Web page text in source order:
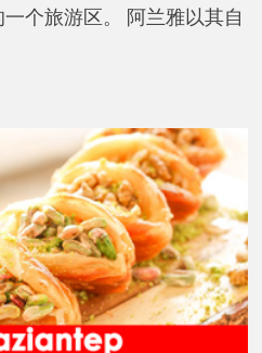
个旅游区。 阿兰雅以其自